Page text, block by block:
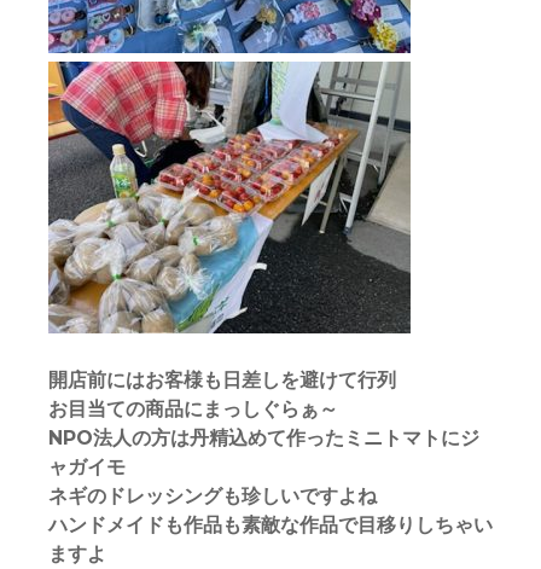
開店前にはお客様も日差しを避けて行列
お目当ての商品にまっしぐらぁ～
NPO法人の方は丹精込めて作ったミニトマトにジ
ャガイモ
ネギのドレッシングも珍しいですよね
ハンドメイドも作品も素敵な作品で目移りしちゃい
ますよ